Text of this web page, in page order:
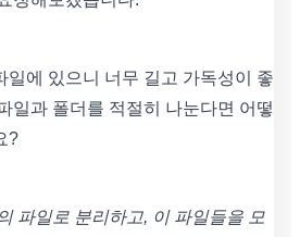
일에 있으니 너무 길고 가독성이 좋
일과 폴더를 적절히 나눈다면 어떻
?
파일로 분리하고, 이 파일들을 모